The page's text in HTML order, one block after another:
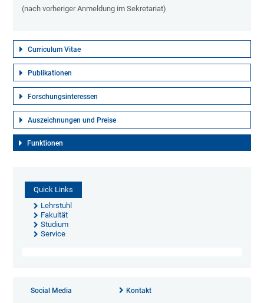
(nach vorheriger Anmeldung im Sekretariat)
Curriculum Vitae
Publikationen
Forschungsinteressen
Auszeichnungen und Preise
Funktionen
Quick Links
Lehrstuhl
Fakultät
Studium
Service
Social Media Kontakt